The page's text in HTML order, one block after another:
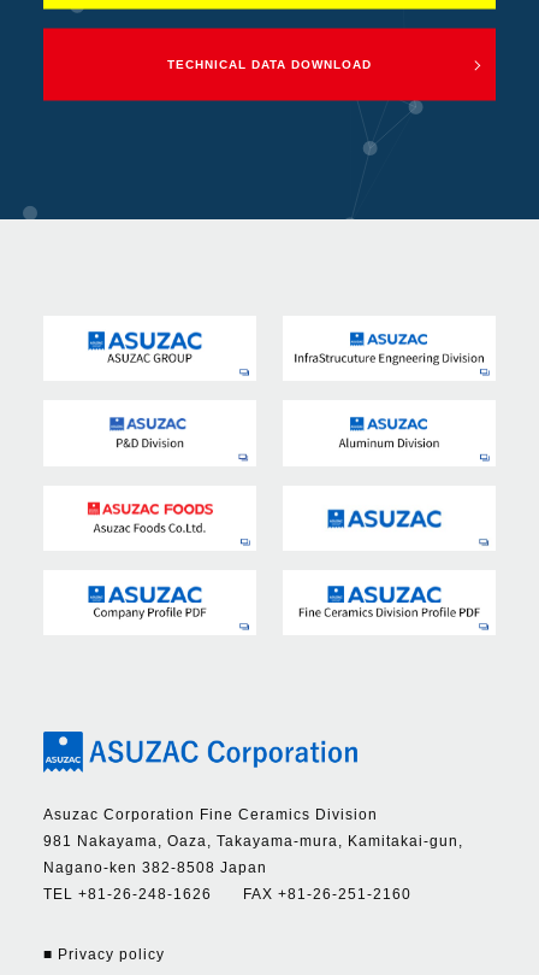
TECHNICAL DATA DOWNLOAD
Asuzac Corporation Fine Ceramics Division
981 Nakayama, Oaza, Takayama-mura, Kamitakai-gun,
Nagano-ken 382-8508 Japan
TEL +81-26-248-1626 FAX +81-26-251-2160
■ Privacy policy